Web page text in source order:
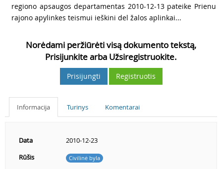
regiono apsaugos departamentas 2010-12-13 pateike Prienu
rajono apylinkes teismui ieškini del žalos aplinkai...
Norėdami peržiūrėti visą dokumento tekstą,
Prisijunkite arba Užsiregistruokite.
Prisijungti Registruotis
Informacija Turinys Komentarai
Data
2010-12-23
Rūšis
Civilinė byla